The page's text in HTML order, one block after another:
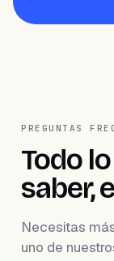
PREGUNTAS
Todo
saber,
Necesitas
uno de